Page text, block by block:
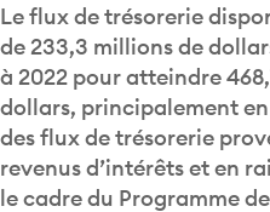
Le flux de trésorerie
de 233,3 millions de
à 2022 pour atteindre
dollars, principalement
des flux de trésorerie
revenus d’intérêts et en
le cadre du Programme